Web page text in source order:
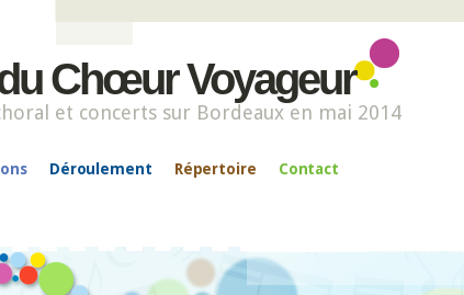
Chœur Voyageur
et concerts sur Bordeaux en mai 2014
Déroulement Répertoire Contact